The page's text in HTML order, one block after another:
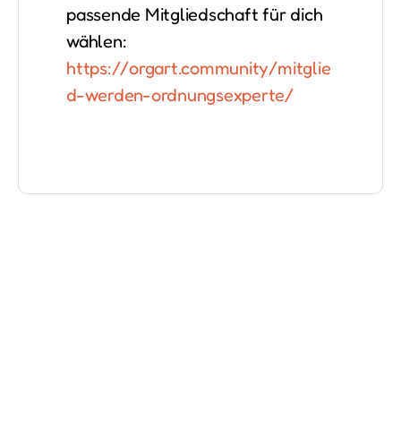
passende Mitgliedschaft für dich
wählen:
https://orgart.community/mitglie
d-werden-ordnungsexperte/